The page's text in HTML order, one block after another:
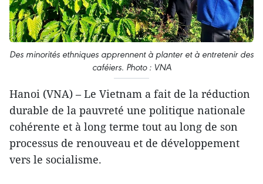
Des minorités ethniques apprennent à planter et à entretenir des
caféiers. Photo : VNA
Hanoi (VNA) – Le Vietnam a fait de la réduction
durable de la pauvreté une politique nationale
cohérente et à long terme tout au long de son
processus de renouveau et de développement
vers le socialisme.